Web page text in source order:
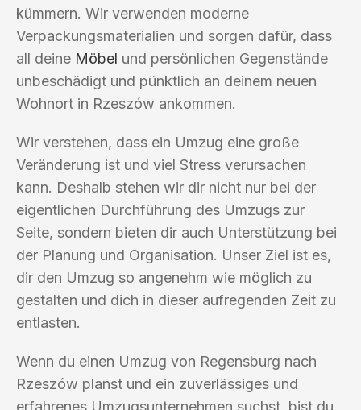
kümmern. Wir verwenden moderne
Verpackungsmaterialien und sorgen dafür, dass
all deine Möbel und persönlichen Gegenstände
unbeschädigt und pünktlich an deinem neuen
Wohnort in Rzeszów ankommen.
Wir verstehen, dass ein Umzug eine große
Veränderung ist und viel Stress verursachen
kann. Deshalb stehen wir dir nicht nur bei der
eigentlichen Durchführung des Umzugs zur
Seite, sondern bieten dir auch Unterstützung bei
der Planung und Organisation. Unser Ziel ist es,
dir den Umzug so angenehm wie möglich zu
gestalten und dich in dieser aufregenden Zeit zu
entlasten.
Wenn du einen Umzug von Regensburg nach
Rzeszów planst und ein zuverlässiges und
erfahrenes Umzugsunternehmen suchst, bist du